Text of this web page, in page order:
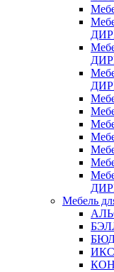
Мебель